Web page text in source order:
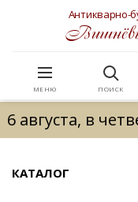
Антикварно-
МЕНЮ ПОИСК
6 августа, в
КАТАЛОГ